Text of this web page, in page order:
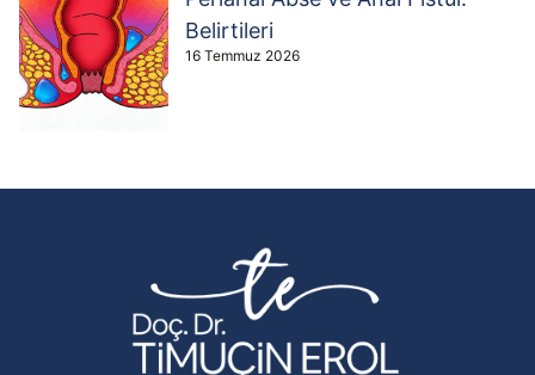
Belirtileri
16 Temmuz 2026